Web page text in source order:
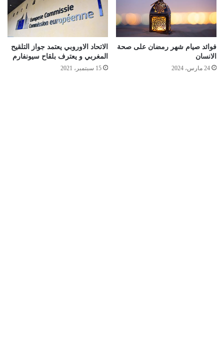
فوائد صيام شهر رمضان على صحة
الانسان
24 مارس، 2024
الاتحاد الاوروبي يعتمد جواز التلقيح
المغربي و يعترف بلقاح سيونفارم
15 سبتمبر، 2021